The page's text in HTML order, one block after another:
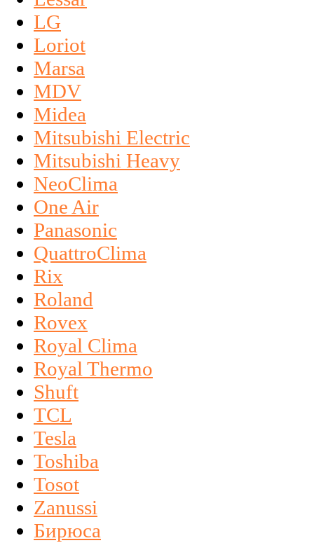
LG
Loriot
Marsa
MDV
Midea
Mitsubishi Electric
Mitsubishi Heavy
NeoClima
One Air
Panasonic
QuattroClima
Rix
Roland
Rovex
Royal Clima
Royal Thermo
Shuft
TCL
Tesla
Toshiba
Tosot
Zanussi
Бирюса